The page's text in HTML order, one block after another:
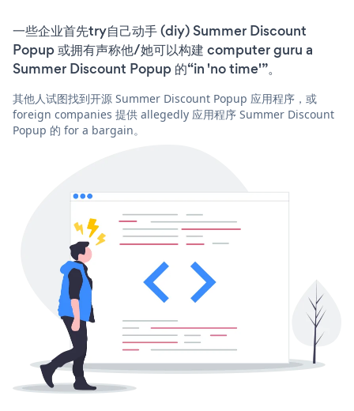
一些企业首先try自己动手 (diy) Summer Discount
Popup 或拥有声称他/她可以构建 computer guru a
Summer Discount Popup 的“in 'no time'”。
其他人试图找到开源 Summer Discount Popup 应用程序，或
foreign companies 提供 allegedly 应用程序 Summer Discount
Popup 的 for a bargain。